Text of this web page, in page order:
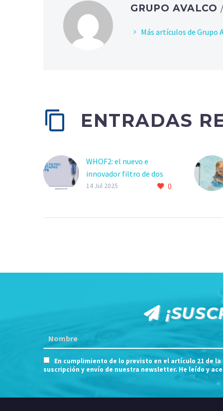
GRUPO AVALCO
Más artículos de Grupo
ENTRADAS
WHOF2: el nuevo e
innovador filtro de dos
etapas de WATTS
0
14 Jul 2025
En cumplimiento de lo previsto en el artículo 21 de
suscripción y envío de nuestra newsletter. He leído y